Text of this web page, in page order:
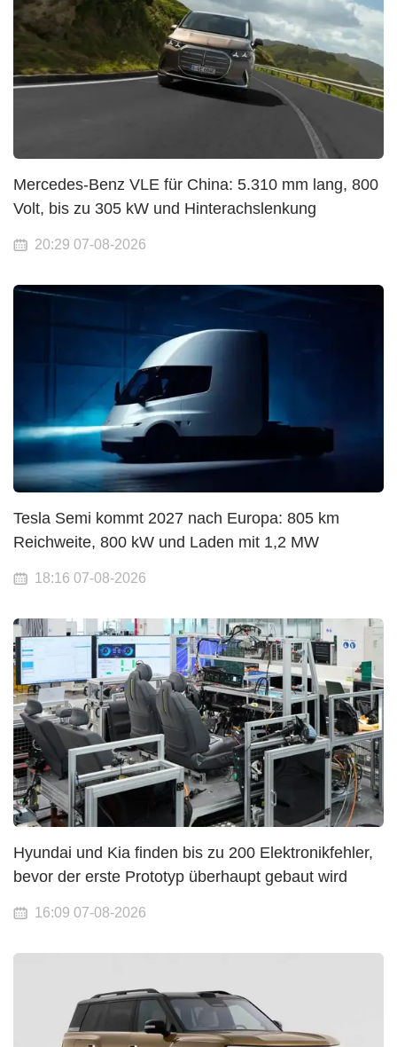
Mercedes-Benz VLE für China: 5.310 mm lang, 800
Volt, bis zu 305 kW und Hinterachslenkung
20:29 07-08-2026
Tesla Semi kommt 2027 nach Europa: 805 km
Reichweite, 800 kW und Laden mit 1,2 MW
18:16 07-08-2026
Hyundai und Kia finden bis zu 200 Elektronikfehler,
bevor der erste Prototyp überhaupt gebaut wird
16:09 07-08-2026